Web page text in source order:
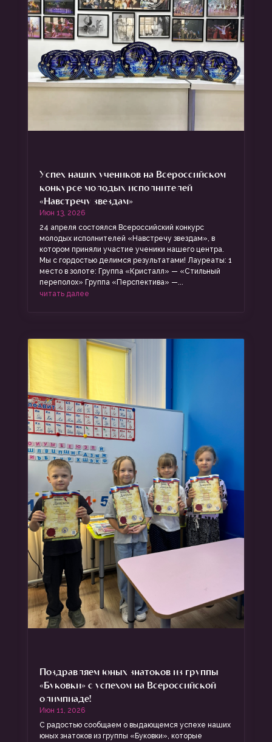
Успех наших учеников на Всероссийском
конкурсе молодых исполнителей
«Навстречу звездам»
Июн 13, 2026
24 апреля состоялся Всероссийский конкурс
молодых исполнителей «Навстречу звездам», в
котором приняли участие ученики нашего центра.
Мы с гордостью делимся результатами! Лауреаты: 1
место в золоте: Группа «Кристалл» — «Стильный
переполох» Группа «Перспектива» —...
читать далее
Поздравляем юных знатоков из группы
«Буковки» с успехом на Всероссийской
олимпиаде!
Июн 11, 2026
С радостью сообщаем о выдающемся успехе наших
юных знатоков из группы «Буковки», которые